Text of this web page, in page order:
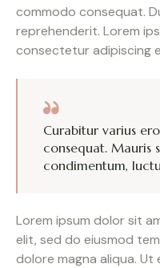
commodo consequat.
reprehenderit. Lorem
consectetur adipiscing
Curabitur varius
consequat. Mauris
condimentum,
Lorem ipsum dolor sit
elit, sed do eiusmod
dolore magna aliqua. Ut